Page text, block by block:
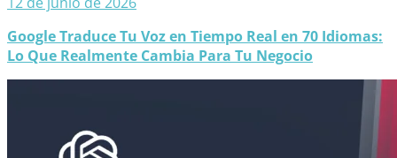
Google Traduce Tu Voz en Tiempo Real en 70 Idiomas:
Lo Que Realmente Cambia Para Tu Negocio